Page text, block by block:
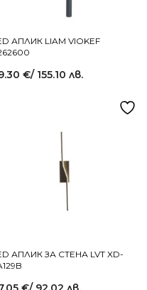
АПЛИК LIAM VIOKEF
€/ 155.10 лв.
АПЛИК ЗА СТЕНА LVT XD-